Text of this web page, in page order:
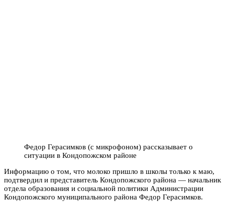
Федор Герасимков (с микрофоном) рассказывает о
ситуации в Кондопожском районе
Информацию о том, что молоко пришло в школы только к маю,
подтвердил и представитель Кондопожского района — начальник
отдела образования и социальной политики Администрации
Кондопожского муниципального района Федор Герасимков.